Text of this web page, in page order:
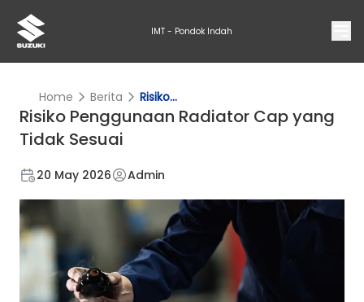
IMT - Pondok Indah
Home Berita Risiko...
Risiko Penggunaan Radiator Cap yang
Tidak Sesuai
20 May 2026 Admin